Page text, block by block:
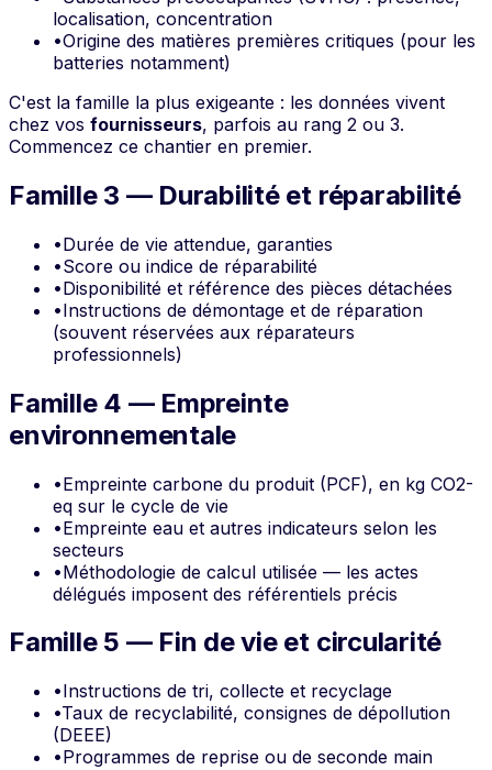
localisation, concentration
•Origine des matières premières critiques (pour les
batteries notamment)
C'est la famille la plus exigeante : les données vivent
chez vos fournisseurs, parfois au rang 2 ou 3.
Commencez ce chantier en premier.
Famille 3 — Durabilité et réparabilité
•Durée de vie attendue, garanties
•Score ou indice de réparabilité
•Disponibilité et référence des pièces détachées
•Instructions de démontage et de réparation
(souvent réservées aux réparateurs
professionnels)
Famille 4 — Empreinte
environnementale
•Empreinte carbone du produit (PCF), en kg CO2-
eq sur le cycle de vie
•Empreinte eau et autres indicateurs selon les
secteurs
•Méthodologie de calcul utilisée — les actes
délégués imposent des référentiels précis
Famille 5 — Fin de vie et circularité
•Instructions de tri, collecte et recyclage
•Taux de recyclabilité, consignes de dépollution
(DEEE)
•Programmes de reprise ou de seconde main